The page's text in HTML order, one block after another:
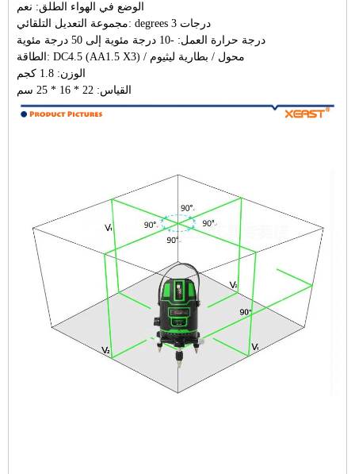
الوضع في الهواء الطلق: نعم
مجموعة التعديل التلقائي: degrees 3 درجات
درجة حرارة العمل: -10 درجة مئوية إلى 50 درجة مئوية
الطاقة: DC4.5 (AA1.5 X3) / محول / بطارية ليثيوم
الوزن: 1.8 كجم
القياس: 22 * ​​16 * 25 سم